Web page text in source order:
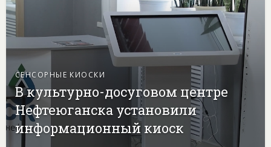
СЕНСОРНЫЕ КИОСКИ
В культурно-досуговом центре
Нефтеюганска установили
информационный киоск